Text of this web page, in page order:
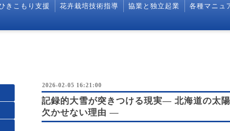
きこもり支援 花卉栽培技術指導 協業と独立起業 各種マニュ
2026-02-05 16:21:00
記録的大雪が突きつける現実― 北海道の太
欠かせない理由 ―